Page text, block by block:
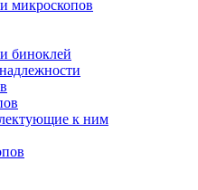
микроскопов
биноклей
к ним